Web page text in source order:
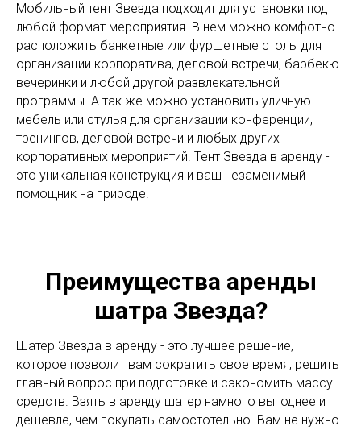
Мобильный тент Звезда подходит для установки под
любой формат мероприятия. В нем можно комфотно
расположить банкетные или фуршетные столы для
организации корпоратива, деловой встречи, барбекю
вечеринки и любой другой развлекательной
программы. А так же можно установить уличную
мебель или стулья для организации конференции,
тренингов, деловой встречи и любых других
корпоративных мероприятий. Тент Звезда в аренду -
это уникальная конструкция и ваш незаменимый
помощник на природе.
Преимущества аренды
шатра Звезда?
Шатер Звезда в аренду - это лучшее решение,
которое позволит вам сократить свое время, решить
главный вопрос при подготовке и сэкономить массу
средств. Взять в аренду шатер намного выгоднее и
дешевле, чем покупать самостотельно. Вам не нужно